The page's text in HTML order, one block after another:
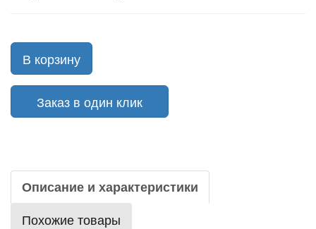
В корзину
Заказ в один клик
Описание и характеристики
Похожие товары